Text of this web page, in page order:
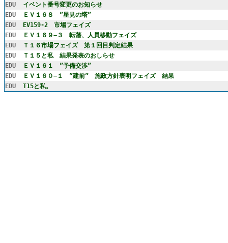
EDU
イベント番号変更のお知らせ
EDU
ＥＶ１６８ ”星見の塔”
EDU
EV159-2 市場フェイズ
EDU
ＥＶ１６９−３ 転藩、人員移動フェイズ
EDU
Ｔ１６市場フェイズ 第１回目判定結果
EDU
Ｔ１５と私 結果発表のおしらせ
EDU
ＥＶ１６１ ”予備交渉”
EDU
ＥＶ１６０−１ ”建前” 施政方針表明フェイズ 結果
EDU T15と私。